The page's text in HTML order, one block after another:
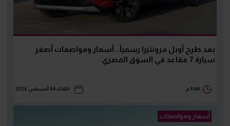
بعد طرح أوبل فرونتيرا رسمياً.. أسعار ومواصفات أصغر
سيارة 7 مقاعد في السوق المصري
9:04 م الثلاثاء 04 أغسطس 2026
أسعار ومواصفات